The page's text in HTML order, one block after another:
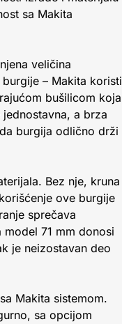
sa Makita
veličina
– Makita koristi
bušilicom koja
a brza
burgija odlično drži
Bez nje, kruna
ove burgije
sprečava
71 mm donosi
je neizostavan deo
Makita sistemom.
sa opcijom